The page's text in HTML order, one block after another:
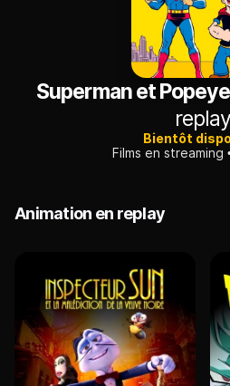
Superman et Popeye
replay
Bientôt
Films en streaming
Animation en replay